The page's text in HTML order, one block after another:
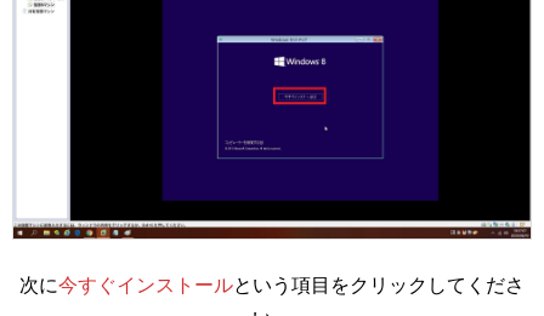
次に今すぐインストールという項目をクリックしてくださ